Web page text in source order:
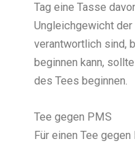
Tag eine Tasse
Ungleichgewicht
verantwortlich sind,
beginnen kann,
des Tees beginnen.
Tee gegen PMS
Für einen Tee